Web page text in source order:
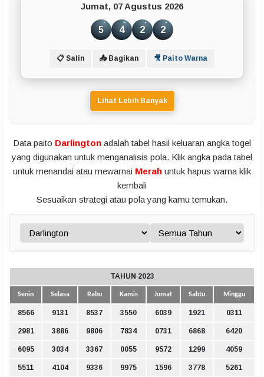
Jumat, 07 Agustus 2026
5 4 2 2
📋 Salin 📤 Bagikan 🎥 Paito Warna
Lihat Lebih Banyak
Data paito Darlington adalah tabel hasil keluaran angka togel
yang digunakan untuk menganalisis pola. Klik angka pada tabel
untuk menandai atau mewarnai Merah untuk hapus warna klik
kembali
Sesuaikan strategi atau pola yang kamu temukan.
TAHUN 2023
Senin Selasa Rabu Kamis Jumat Sabtu Minggu
8566 9131 8537 3550 6039 1921 0311
2981 3886 9806 7834 0731 6868 6420
6095 3034 3367 0055 9572 1299 4059
5511 4104 9336 9975 1596 3778 5261